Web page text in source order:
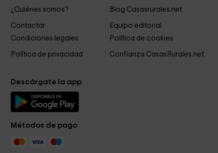
¿Quiénes somos? Blog Casasrurales.net
Contactar
Equipo editorial
Condiciones legales
Política de cookies
Política de privacidad Confianza CasasRurales.net
Descárgate la app
Métodos de pago